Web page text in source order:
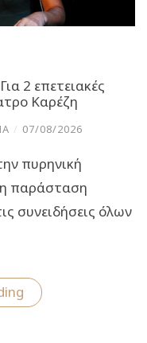
2 επετειακές
Καρέζη
/ 07/08/2026
πυρηνική
παράσταση
συνειδήσεις όλων
“«Η
φωνή